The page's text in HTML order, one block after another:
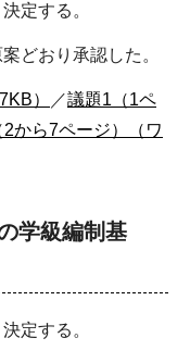
定する。
どおり承認した。
） ／議題1（1ペ
から7ページ）（ワ
学級編制基
定する。